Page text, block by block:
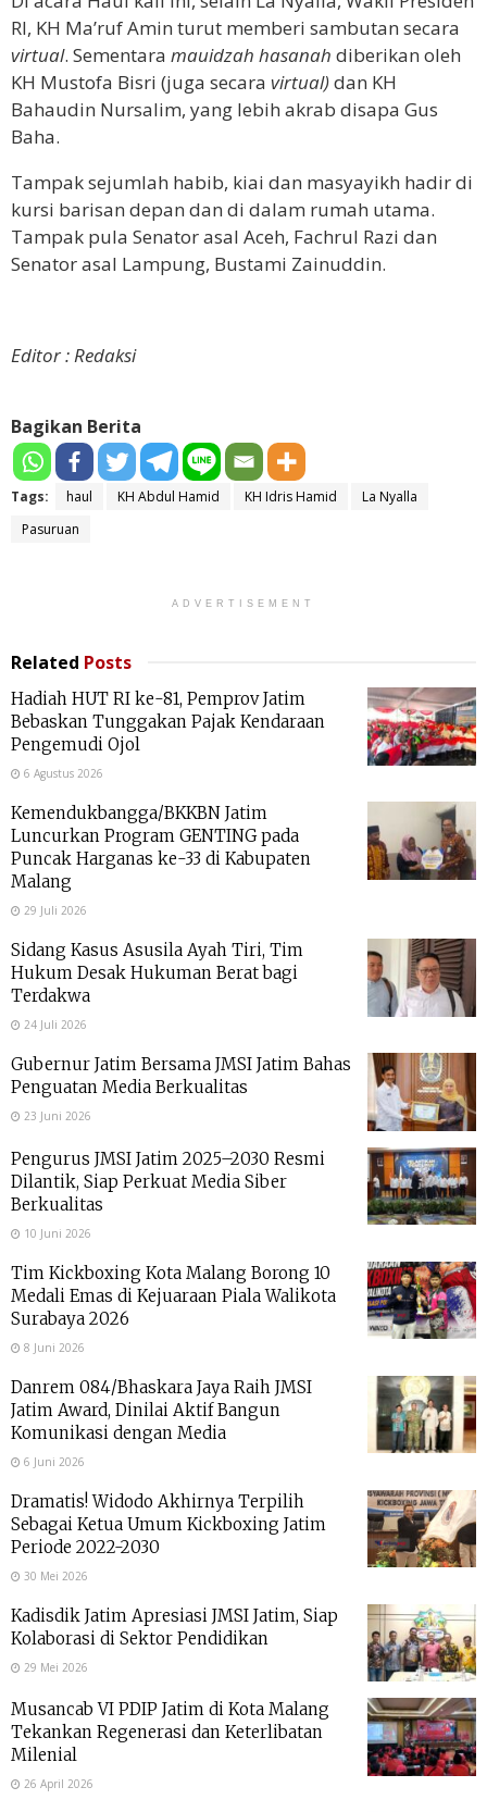
RI, KH Ma’ruf Amin turut memberi sambutan secara
virtual. Sementara mauidzah hasanah diberikan oleh
KH Mustofa Bisri (juga secara virtual)dan KH
Bahaudin Nursalim, yang lebih akrab disapa Gus
Baha.
Tampak sejumlah habib, kiai dan masyayikh hadir di
kursi barisan depan dan di dalam rumah utama.
Tampak pula Senator asal Aceh, Fachrul Razi dan
Senator asal Lampung, Bustami Zainuddin.
Editor : Redaksi
Bagikan Berita
Tags: haul KH Abdul Hamid KH Idris Hamid
La Nyalla
Pasuruan
ADVERTISEMENT
Related Posts
Hadiah HUT RI ke-81, Pemprov Jatim
Bebaskan Tunggakan Pajak Kendaraan
Pengemudi Ojol
6 Agustus 2026
Kemendukbangga/BKKBN Jatim
Luncurkan Program GENTING pada
Puncak Harganas ke-33 di Kabupaten
Malang
29 Juli 2026
Sidang Kasus Asusila Ayah Tiri, Tim
Hukum Desak Hukuman Berat bagi
Terdakwa
24 Juli 2026
Gubernur Jatim Bersama JMSI Jatim Bahas
Penguatan Media Berkualitas
23 Juni 2026
Pengurus JMSI Jatim 2025–2030 Resmi
Dilantik, Siap Perkuat Media Siber
Berkualitas
10 Juni 2026
Tim Kickboxing Kota Malang Borong 10
Medali Emas di Kejuaraan Piala Walikota
Surabaya 2026
8 Juni 2026
Danrem 084/Bhaskara Jaya Raih JMSI
Jatim Award, Dinilai Aktif Bangun
Komunikasi dengan Media
6 Juni 2026
Dramatis! Widodo Akhirnya Terpilih
Sebagai Ketua Umum Kickboxing Jatim
Periode 2022-2030
30 Mei 2026
Kadisdik Jatim Apresiasi JMSI Jatim, Siap
Kolaborasi di Sektor Pendidikan
29 Mei 2026
Musancab VI PDIP Jatim di Kota Malang
Tekankan Regenerasi dan Keterlibatan
Milenial
26 April 2026